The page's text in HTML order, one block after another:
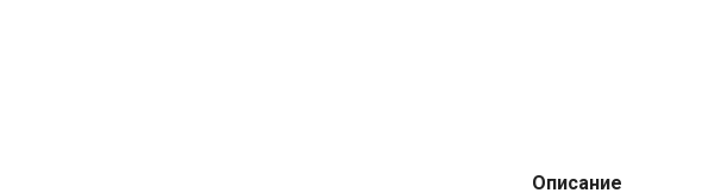
Описание